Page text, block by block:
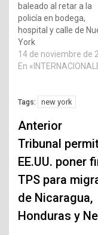
baleado al retar a la
policía en bodega,
hospital y calle de
York
14 de noviembre de
En
Tags: new york
de
entradas
Anterior
Tribunal
EE.UU. poner
TPS para
de Nicaragua,
Honduras y